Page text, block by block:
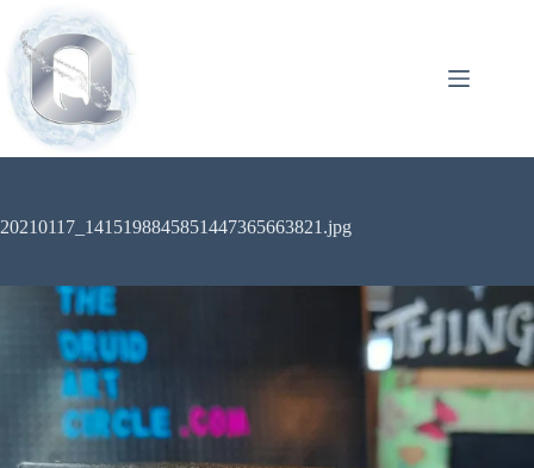
20210117_1415198845851447365663821.jpg